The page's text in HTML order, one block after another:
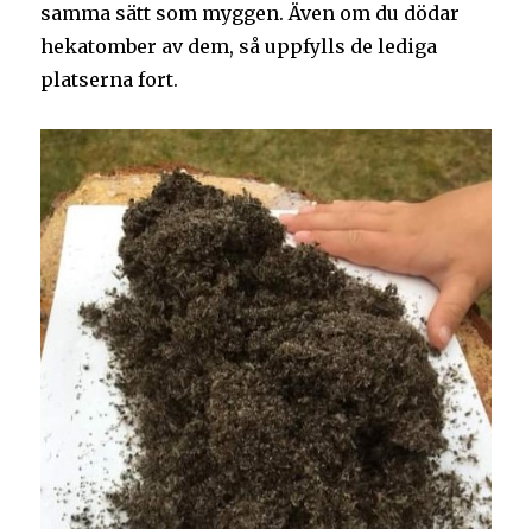
samma sätt som myggen. Även om du dödar
hekatomber av dem, så uppfylls de lediga
platserna fort.